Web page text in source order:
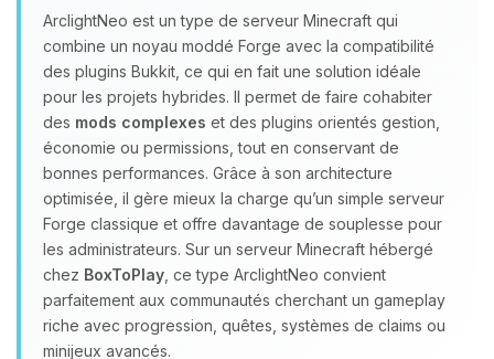
ArclightNeo est un type de serveur Minecraft qui
combine un noyau moddé Forge avec la compatibilité
des plugins Bukkit, ce qui en fait une solution idéale
pour les projets hybrides. Il permet de faire cohabiter
des mods complexes et des plugins orientés gestion,
économie ou permissions, tout en conservant de
bonnes performances. Grâce à son architecture
optimisée, il gère mieux la charge qu’un simple serveur
Forge classique et offre davantage de souplesse pour
les administrateurs. Sur un serveur Minecraft hébergé
chez BoxToPlay , ce type ArclightNeo convient
parfaitement aux communautés cherchant un gameplay
riche avec progression, quêtes, systèmes de claims ou
minijeux avancés.
tu as besoin et je vais remuer mes
petits circuits pour t’aider.
10/08/2026 à 11:29